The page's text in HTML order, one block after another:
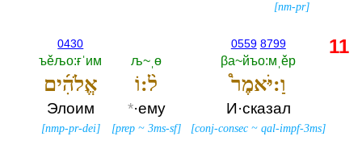
[nm-pr]
0559 8799
βа~йъо:мˌěр
וַ:יֹּאמֶר֩
И·сказал
[conj-consec ~qal-impf-3ms]
љ~ˌө
ל֨:וֹ
*·ему
[prep ~3ms-sf]
0430
ъěљо:ғˈим
אֱלֹהִ֜ים
Элоим
[nmp-pr-dei]
11